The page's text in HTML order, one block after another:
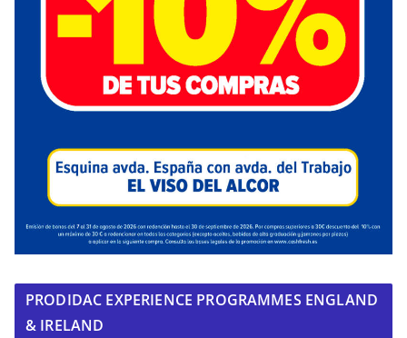
PRODIDAC EXPERIENCE PROGRAMMES ENGLAND
& IRELAND